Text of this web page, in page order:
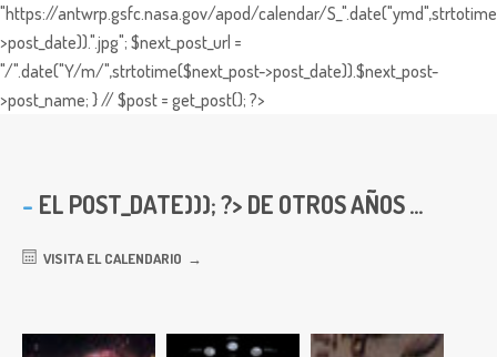
"https://antwrp.gsfc.nasa.gov/apod/calendar/
>post_date)).".jpg"; $next_post_url =
"/".date("Y/m/",strtotime($next_post->post_date)).$next_post-
>post_name; } // $post = get_post(); ?>
EL POST_DATE))); ?> DE OTROS AÑOS ...
VISITA EL CALENDARIO